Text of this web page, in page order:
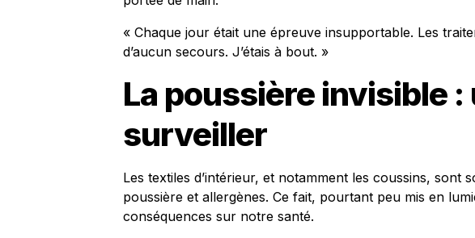
« Chaque jour était une épreuve insupportable. Les
d’aucun secours. J’étais à bout. »
La poussière invisible :
surveiller
Les textiles d’intérieur, et notamment les coussins, sont
poussière et allergènes. Ce fait, pourtant peu mis en
conséquences sur notre santé.